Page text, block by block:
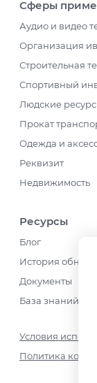
Сферы
Аудио и видео
Организация
Строительная
Спортивный
Людские
Прокат
Одежда и
Реквизит
Недвижимость
Ресурсы
Блог
История
Документы
База знаний
Условия
Политика